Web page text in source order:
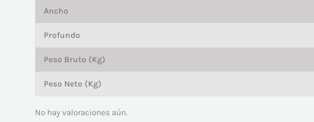
Ancho
Profundo
Peso Bruto (Kg)
Peso Neto (Kg)
No hay valoraciones aún.